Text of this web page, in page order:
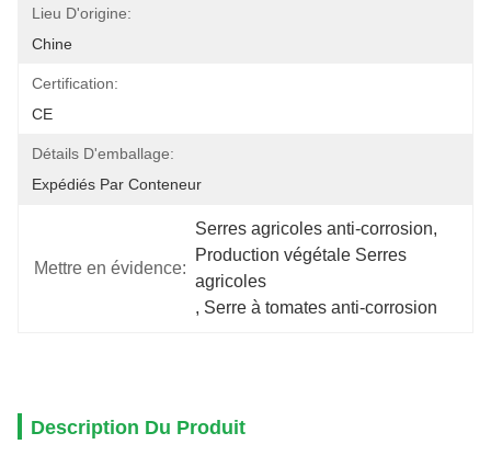
Lieu D'origine:
Chine
Certification:
CE
Détails D'emballage:
Expédiés Par Conteneur
Mettre en évidence:
Serres agricoles anti-corrosion,
Production végétale Serres
agricoles
, Serre à tomates anti-corrosion
Description Du Produit